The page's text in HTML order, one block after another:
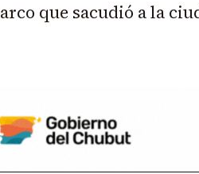
que sacudió a la